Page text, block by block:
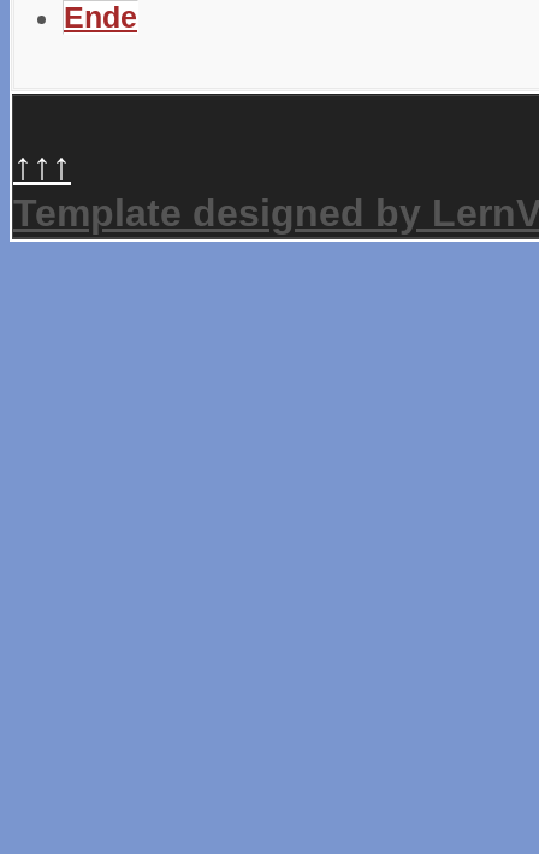
Ende
↑↑↑
Template designed by